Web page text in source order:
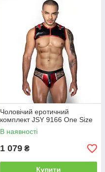
Чоловічий еротичний
комплект JSY 9166 One Size
В наявності
1 079 ₴
Купити